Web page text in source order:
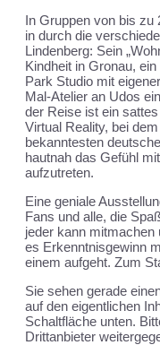
In Gruppen von bis zu
in durch die
Lindenberg: Sein
Kindheit in Gronau,
Park Studio mit
Mal-Atelier an Udos
der Reise ist ein
Virtual Reality, bei
bekanntesten
hautnah das Gefühl
aufzutreten.
Eine geniale
Fans und alle, die
jeder kann mitmachen
es Erkenntnisgewinn
einem aufgeht. Zum
Sie sehen gerade
auf den eigentlichen
Schaltfläche unten.
Drittanbieter